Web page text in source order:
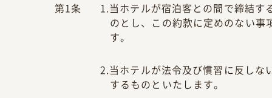
第1条
1.当ホテルが宿泊客との間で締結す
のとし、この約款に定めのない
す。
2.当ホテルが法令及び慣習に反しな
するものといたします。